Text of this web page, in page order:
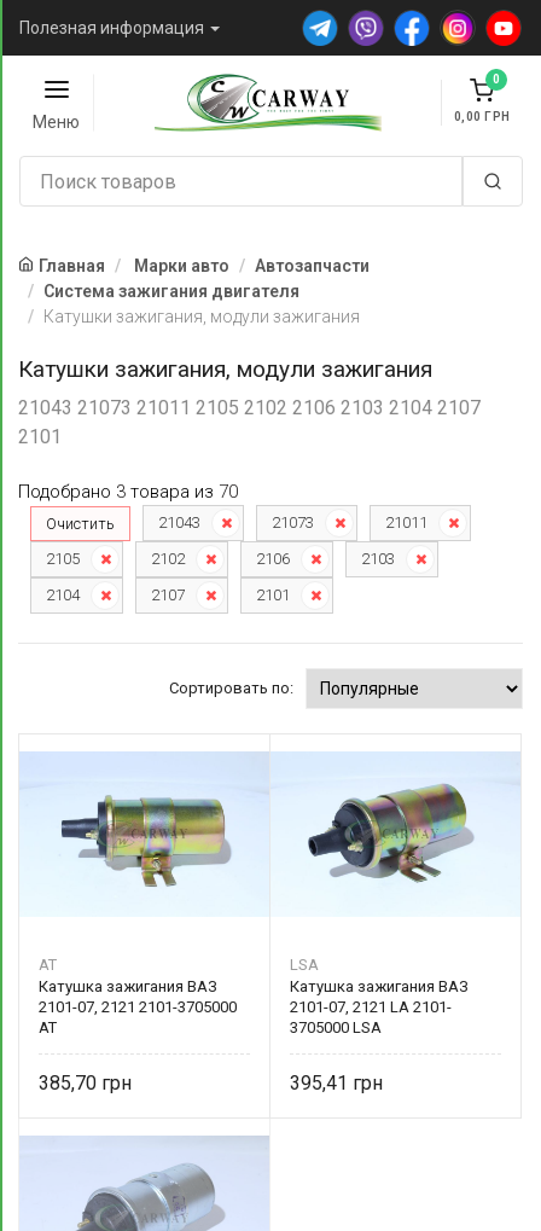
Полезная информация
Меню
0
0,00
Главная Марки авто
Автозапчасти
Система зажигания двигателя
Катушки зажигания, модули зажигания
Катушки зажигания, модули зажигания
21043 21073 21011 2105 2102 2106 2103 2104 2107
2101
Подобрано 3 товара из 70
Очистить 21043 21073
21011
2105
2102 2106
2103
2104
2107 2101
Сортировать по:
AT
Катушка зажигания ВАЗ
2101-07, 2121 2101-3705000
AT
385,70
LSA
Катушка зажигания ВАЗ
2101-07, 2121 LA 2101-
3705000 LSA
395,41